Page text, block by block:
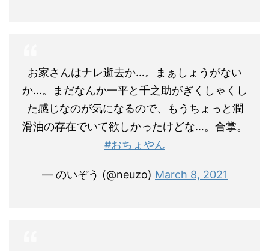
お家さんはナレ逝去か…。まぁしょうがない
か…。まだなんか一平と千之助がぎくしゃくし
た感じなのが気になるので、もうちょっと潤
滑油の存在でいて欲しかったけどな…。合掌。
#おちょやん
— のいぞう (@neuzo) March 8, 2021